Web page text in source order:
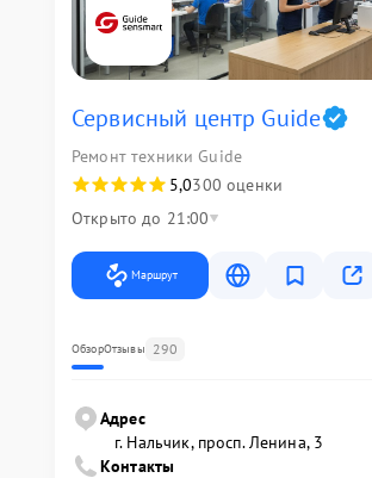
Сервисный центр Guide
Ремонт техники Guide
5,0300 оценки
Открыто до 21:00
Маршрут
ОбзорОтзывы 290
Адрес
г. Нальчик, просп. Ленина, 3
Контакты